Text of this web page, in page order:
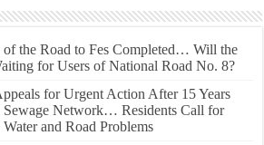
of the Road to Fes Completed… Will the
for Users of National Road No. 8?
for Urgent Action After 15 Years
Network… Residents Call for
and Road Problems